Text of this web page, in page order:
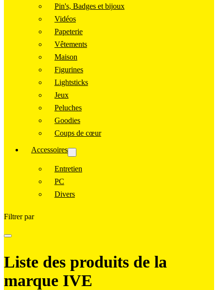
Pin's, Badges et bijoux
Vidéos
Papeterie
Vêtements
Maison
Figurines
Lightsticks
Jeux
Peluches
Goodies
Coups de cœur
Accessoires
Entretien
PC
Divers
Filtrer par
Liste des produits de la
marque IVE